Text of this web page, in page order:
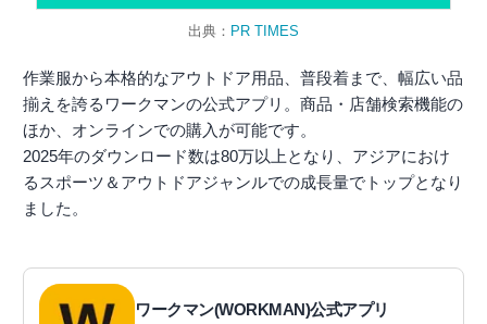
出典： PR TIMES
作業服から本格的なアウトドア用品、普段着まで、幅広い品
揃えを誇るワークマンの公式アプリ。商品・店舗検索機能の
ほか、オンラインでの購入が可能です。
2025年のダウンロード数は80万以上となり、アジアにおけ
るスポーツ＆アウトドアジャンルでの成長量でトップとなり
ました。
ワークマン(WORKMAN)公式アプリ